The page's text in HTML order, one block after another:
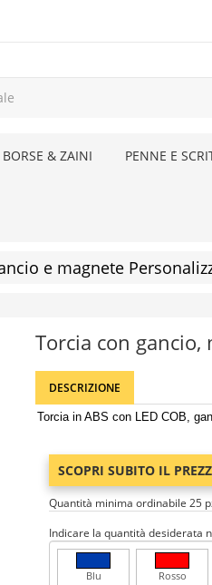
BORSE & ZAINI PENNE E
e magnete
Torcia con gancio,
DESCRIZIONE
Torcia in ABS con LED COB,
SCOPRI SUBITO IL
Quantità minima ordinabile 25
Indicare la quantità desiderata
Blu Rosso